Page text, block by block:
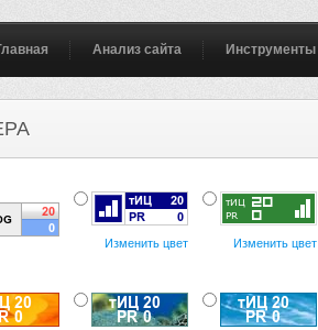
Анализ сайта Инструменты
Изменить цвет Изменить цвет